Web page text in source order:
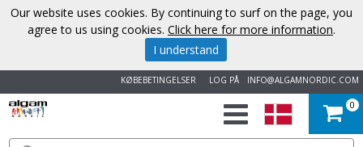
INFO@ALGAMNORDIC.COM
LOG PÅ
KØBEBETINGELSER
START
0
Our website uses cookies. By continuing to surf on the page, you
agree to us using cookies. Click here for more information.
I understand